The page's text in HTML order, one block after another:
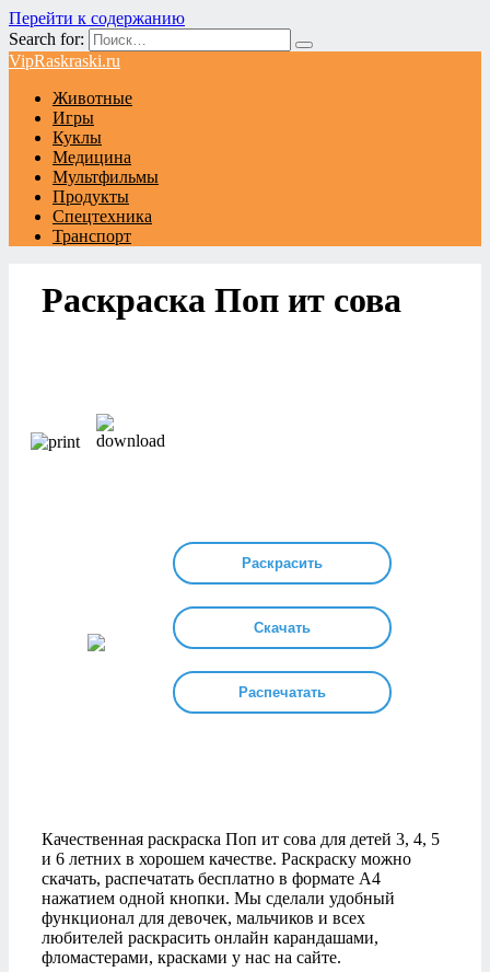
Перейти к содержанию
Search for:
VipRaskraski.ru
Животные
Игры
Куклы
Медицина
Мультфильмы
Продукты
Спецтехника
Транспорт
Раскраска Поп ит сова
Раскрасить
Скачать
Распечатать
Качественная раскраска Поп ит сова для детей 3, 4, 5
и 6 летних в хорошем качестве. Раскраску можно
скачать, распечатать бесплатно в формате А4
нажатием одной кнопки. Мы сделали удобный
функционал для девочек, мальчиков и всех
любителей раскрасить онлайн карандашами,
фломастерами, красками у нас на сайте.